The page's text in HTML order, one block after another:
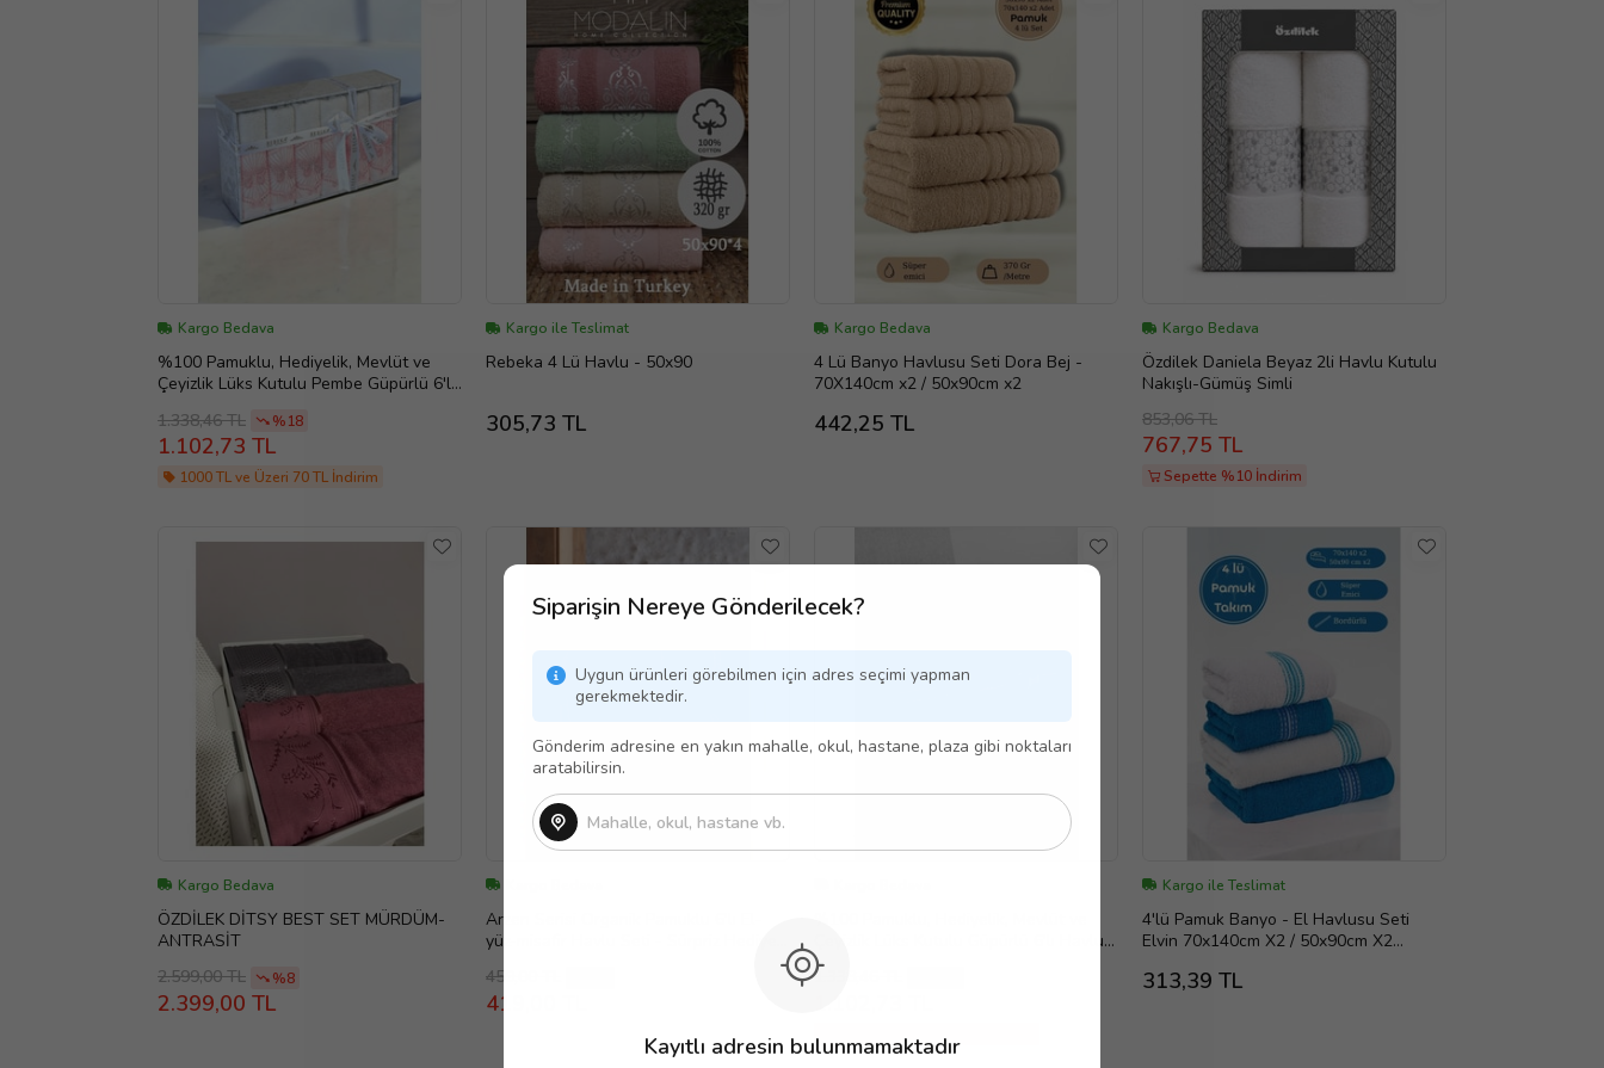
Siparişin Nereye Gönderilecek?
Uygun ürünleri görebilmen için adres seçimi yapman
gerekmektedir.
Gönderim adresine en yakın mahalle, okul, hastane, plaza gibi noktaları
aratabilirsin.
Kayıtlı adresin bulunmamaktadır
Kargo Bedava
%100 Pamuklu, Hediyelik, Mevlüt ve
Çeyizlik Lüks Kutulu Pembe Güpürlü 6'lı
1.338,46 TL %18
1.102,73 TL
1000 TL ve Üzeri 70 TL İndirim
Kargo ile Teslimat
Rebeka 4 Lü Havlu - 50x90
305,73 TL
Kargo Bedava
4 Lü Banyo Havlusu Seti Dora Bej -
70X140cm x2 / 50x90cm x2
442,25 TL
Kargo Bedava
Özdilek Daniela Beyaz 2li Havlu Kutulu
Nakışlı-Gümüş Simli
853,06 TL
767,75 TL
Sepette %10 İndirim
Kargo Bedava
ÖZDİLEK DİTSY BEST SET MÜRDÜM-
ANTRASİT
2.599,00 TL
%8
2.399,00 TL
Arzen Serisi Organik Pamuklu 6'lı El-
yüz-misafir Havlu Seti - Sürpriz Hediyeli
459,00 TL
419,00 TL
Çeyizlik Lüks Kutulu Güpürlü 6'lı Havlu
Seti - Renkli
1.338,46 TL
1000 TL ve Üzeri 70 TL İndirim
Kargo ile Teslimat
4'lü Pamuk Banyo - El Havlusu Seti
Elvin 70x140cm X2 / 50x90cm X2
313,39 TL